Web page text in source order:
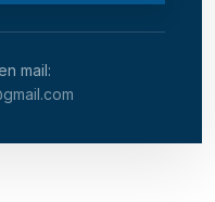
mail: